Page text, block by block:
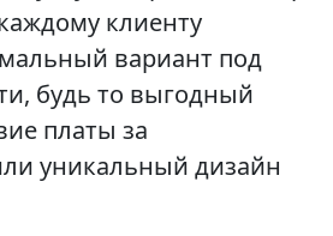
клиенту
вариант под
будь то выгодный
платы за
уникальный дизайн